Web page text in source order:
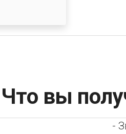
Что вы
-